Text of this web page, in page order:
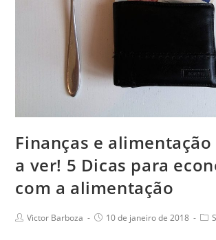
Finanças e
a ver! 5 Dicas para
com a alimentação
Victor Barboza 10 de janeiro de 2018